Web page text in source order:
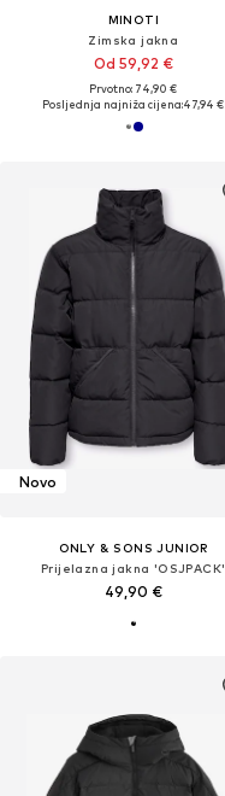
MINOTI
Zimska jakna
Od 59,92 €
Prvotno: 74,90 €
Posljednja najniža cijena:47,94 €
Novo
ONLY & SONS JUNIOR
Prijelazna jakna 'OSJPACK'
49,90 €